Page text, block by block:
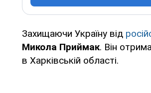
Захищаючи Україну від
Микола Приймак. Він
в Харківській області.